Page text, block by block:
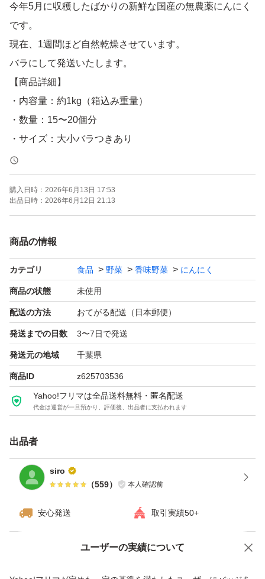
今年5月に収穫したばかりの新鮮な国産の無農薬にんにく
です。
現在、1週間ほど自然乾燥させています。
バラにして発送いたします。
【商品詳細】
・内容量：約1kg（箱込み重量）
・数量：15〜20個分
・サイズ：大小バラつきあり
・おまけで小粒中心に約100g程度多めにお入れいたしま
す
・1週間乾燥済み（届いたらお早めにお召し上がりいただ
くか、風通しの良い場所で保管
・箱に入る小さいサイズのものはそのままお入れする場合
がございます
ゆうパケットポストにて簡易包装で発送させていただきま
す。
よろしくお願いいたします。
購入日時： 2026年6月13日 17:53
出品日時： 2026年6月12日 21:13
商品の情報
カテゴリ 食品 野菜 香味野菜 にんにく
商品の状態 未使用
配送の方法 おてがる配送（日本郵便）
発送までの日数 3〜7日で発送
発送元の地域 千葉県
商品ID z625703536
Yahoo!フリマは全品送料無料・匿名配送
代金は運営が一旦預かり、評価後、出品者に支払われます
出品者
siro
（559） 本人確認前
安心発送 取引実績50+
ユーザーの実績について
価格の相談 商品への質問